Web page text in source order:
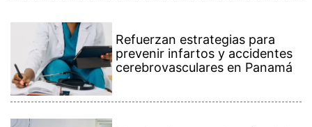
Refuerzan estrategias para
prevenir infartos y accidentes
cerebrovasculares en Panamá